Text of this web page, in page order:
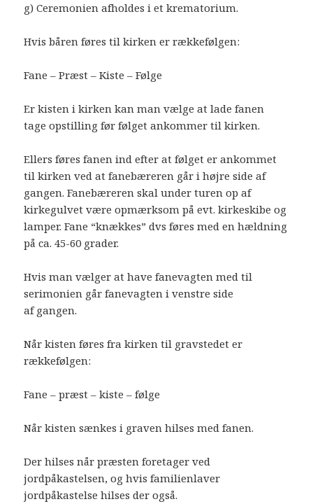
g) Ceremonien afholdes i et krematorium.
Hvis båren føres til kirken er rækkefølgen:
Fane – Præst – Kiste – Følge
Er kisten i kirken kan man vælge at lade fanen
tage opstilling før følget ankommer til kirken.
Ellers føres fanen ind efter at følget er ankommet
til kirken ved at fanebæreren går i højre side af
gangen. Fanebæreren skal under turen op af
kirkegulvet være opmærksom på evt. kirkeskibe og
lamper. Fane “knækkes” dvs føres med en hældning
på ca. 45-60 grader.
Hvis man vælger at have fanevagten med til
serimonien går fanevagten i venstre side
af gangen.
Når kisten føres fra kirken til gravstedet er
rækkefølgen:
Fane – præst – kiste – følge
Når kisten sænkes i graven hilses med fanen.
Der hilses når præsten foretager ved
jordpåkastelsen, og hvis familienlaver
jordpåkastelse hilses der også.